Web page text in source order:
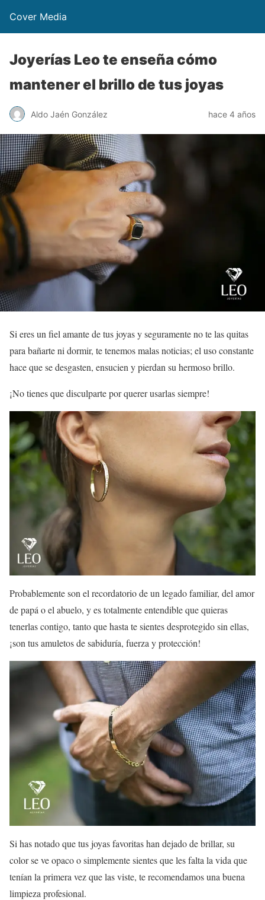
Cover Media
Joyerías Leo te enseña cómo
mantener el brillo de tus joyas
Aldo Jaén González hace 4 años
Si eres un fiel amante de tus joyas y seguramente no te las quitas
para bañarte ni dormir, te tenemos malas noticias; el uso constante
hace que se desgasten, ensucien y pierdan su hermoso brillo.
¡No tienes que disculparte por querer usarlas siempre!
Probablemente son el recordatorio de un legado familiar, del amor
de papá o el abuelo, y es totalmente entendible que quieras
tenerlas contigo, tanto que hasta te sientes desprotegido sin ellas,
¡son tus amuletos de sabiduría, fuerza y protección!
Si has notado que tus joyas favoritas han dejado de brillar, su
color se ve opaco o simplemente sientes que les falta la vida que
tenían la primera vez que las viste, te recomendamos una buena
limpieza profesional.